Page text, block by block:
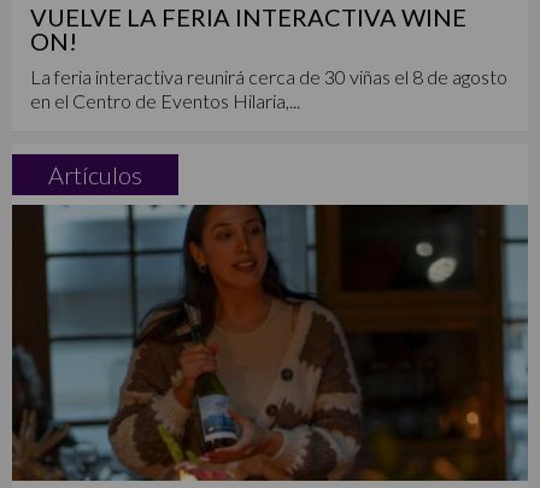
VUELVE LA FERIA INTERACTIVA WINE
ON!
La feria interactiva reunirá cerca de 30 viñas el 8 de agosto
en el Centro de Eventos Hilaria,...
Artículos